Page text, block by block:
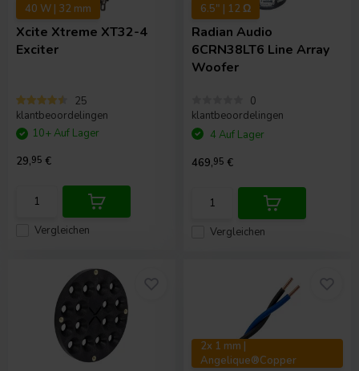
40 W | 32 mm
Xcite Xtreme XT32-4
Exciter
25
klantbeoordelingen
Vergleichen
10+ Auf Lager
29,95 €
6.5" | 12 Ω
Radian Audio
6CRN38LT6 Line Array
Woofer
0
klantbeoordelingen
Vergleichen
4 Auf Lager
469,95 €
2x 1 mm |
Angelique®Copper